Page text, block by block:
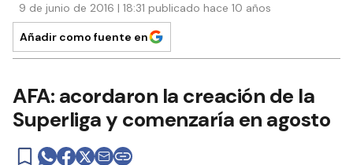
9 de junio de 2016 | 18:31 publicado hace 10 años
Añadir como fuente en
AFA: acordaron la creación de la
Superliga y comenzaría en agosto